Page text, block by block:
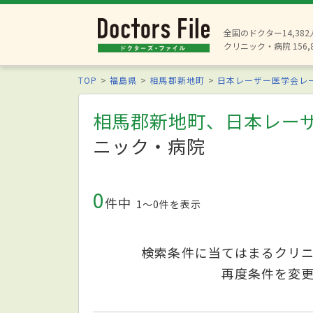
全国のドクター14,382
クリニック・病院
TOP 福島県 相馬郡新地町 日本レーザー医学会レ
相馬郡新地町、日本レー
ニック・病院
0件中 1〜0件を表示
検索条件に当てはまるクリ
再度条件を変